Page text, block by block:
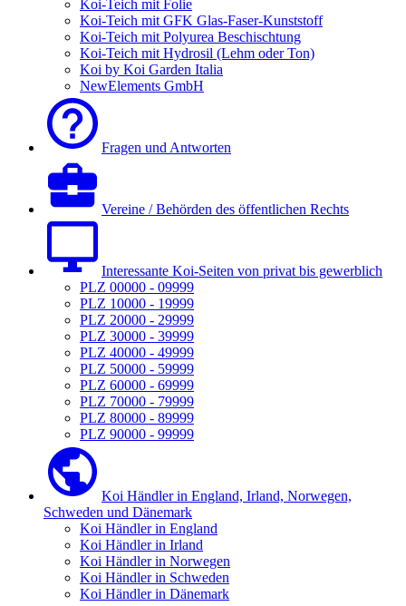
Koi-Teich mit Folie
Koi-Teich mit GFK Glas-Faser-Kunststoff
Koi-Teich mit Polyurea Beschischtung
Koi-Teich mit Hydrosil (Lehm oder Ton)
Koi by Koi Garden Italia
NewElements GmbH
Fragen und Antworten
Vereine / Behörden des öffentlichen Rechts
Interessante Koi-Seiten von privat bis gewerblich
PLZ 00000 - 09999
PLZ 10000 - 19999
PLZ 20000 - 29999
PLZ 30000 - 39999
PLZ 40000 - 49999
PLZ 50000 - 59999
PLZ 60000 - 69999
PLZ 70000 - 79999
PLZ 80000 - 89999
PLZ 90000 - 99999
Koi Händler in England, Irland, Norwegen,
Schweden und Dänemark
Koi Händler in England
Koi Händler in Irland
Koi Händler in Norwegen
Koi Händler in Schweden
Koi Händler in Dänemark